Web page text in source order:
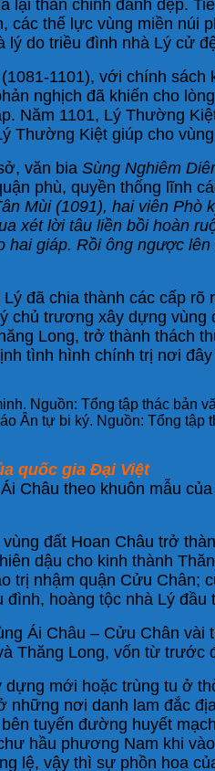
lại thân chinh đánh dẹp.
các thế lực vùng miền
lý do triều đình nhà Lý cử
1101), với chính
nghịch đã khiến cho
Năm 1101, Lý Thường
Thường Kiệt giúp cho
văn bia Sùng Nghiêm
phù, quyền thống lĩnh
Mùi (1091), hai viên
xét lời tâu liền bồi hoàn
hai giáp. Rồi ông ngược
đã chia thành các cấp rõ
chủ trương xây dựng
Long, trở thành thách
tình hình chính trị nơi
Nguồn: Tổng tập thác bản
Ân tự bi ký. Nguồn: Tổng tập
quốc gia Đại Việt
Châu theo khuôn mẫu
đất Hoan Châu trở
dậu cho kinh thành
nhậm quận Cửu Chân;
hoàng tộc nhà Lý
Ái Châu – Cửu Chân
Thăng Long, vốn từ trước
mới hoặc trùng tu ở
những nơi danh lam đắc
tuyến đường huyết
hầu phương Nam khi
lệ, vậy thì sự phồn hoa